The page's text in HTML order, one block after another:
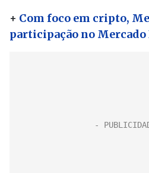
+ Com foco em cripto,
participação no Mercado